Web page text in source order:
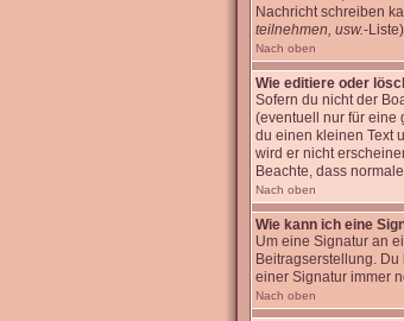
Nachricht schreiben
teilnehmen, usw.-Liste)
Nach oben
Wie editiere oder
Sofern du nicht der
(eventuell nur für eine
du einen kleinen Text
wird er nicht
Beachte, dass
Nach oben
Wie kann ich eine
Um eine Signatur an
Beitragserstellung.
einer Signatur immer
Nach oben